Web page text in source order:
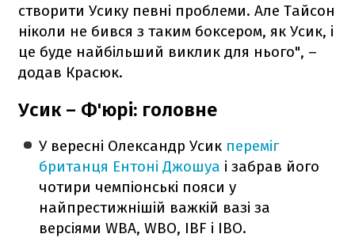
створити Усику певні проблеми. Але Тайсон
ніколи не бився з таким боксером, як Усик, і
це буде найбільший виклик для нього", –
додав Красюк.
Усик – Ф'юрі: головне
У вересні Олександр Усик переміг
британця Ентоні Джошуа і забрав його
чотири чемпіонські пояси у
найпрестижнішій важкій вазі за
версіями WBA, WBO, IBF і IBO.